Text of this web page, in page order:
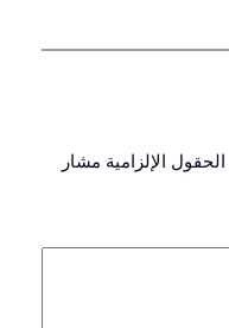
الحقول الإلزامية مشار